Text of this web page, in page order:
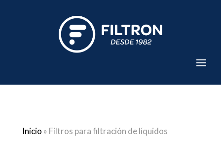
Inicio » Filtros para filtración de líquidos